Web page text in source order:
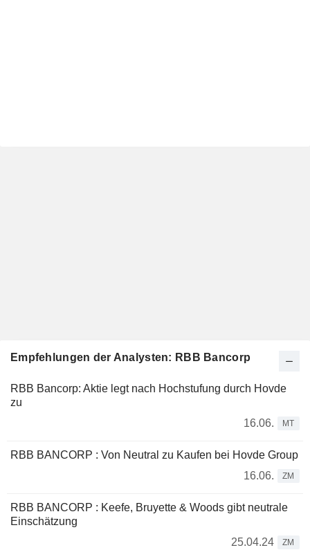
Empfehlungen der Analysten: RBB Bancorp
RBB Bancorp: Aktie legt nach Hochstufung durch Hovde
zu
16.06.
MT
RBB BANCORP : Von Neutral zu Kaufen bei Hovde Group
16.06.
ZM
RBB BANCORP : Keefe, Bruyette & Woods gibt neutrale
Einschätzung
25.04.24
ZM